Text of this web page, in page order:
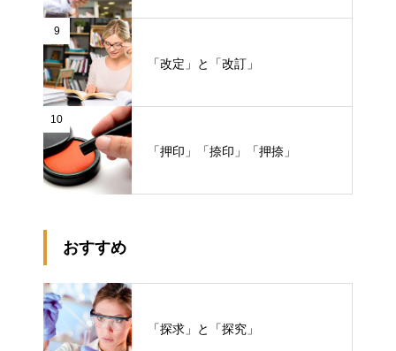
9
「改定」と「改訂」
10
「押印」「捺印」「押捺」
おすすめ
「探求」と「探究」